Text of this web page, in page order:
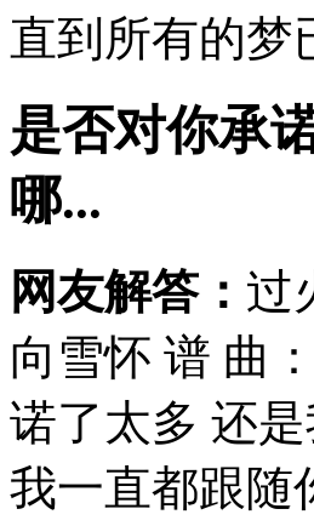
直到所有的梦
是否对你承
哪...
网友解答： 过
向雪怀 谱 曲
诺了太多 还
我一直都跟随